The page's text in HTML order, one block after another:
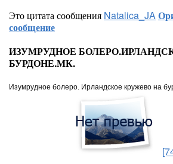
Это цитата сообщения Natalica_JA
сообщение
ИЗУМРУДНОЕ
БУРДОНЕ.МК.
Изумрудное болеро. Ирландское